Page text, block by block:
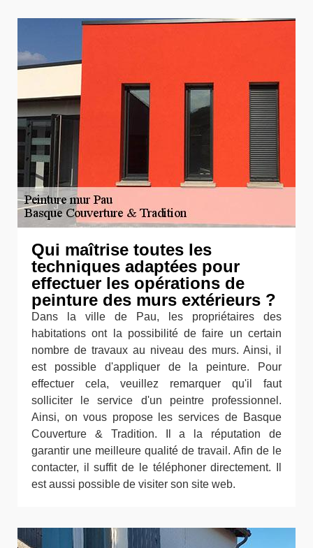
Qui maîtrise toutes les
techniques adaptées pour
effectuer les opérations de
peinture des murs extérieurs ?
Dans la ville de Pau, les propriétaires des
habitations ont la possibilité de faire un certain
nombre de travaux au niveau des murs. Ainsi, il
est possible d'appliquer de la peinture. Pour
effectuer cela, veuillez remarquer qu'il faut
solliciter le service d'un peintre professionnel.
Ainsi, on vous propose les services de Basque
Couverture & Tradition. Il a la réputation de
garantir une meilleure qualité de travail. Afin de le
contacter, il suffit de le téléphoner directement. Il
est aussi possible de visiter son site web.